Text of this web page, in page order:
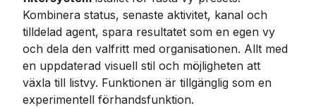
Kombinera status, senaste aktivitet, kanal och
tilldelad agent, spara resultatet som en egen vy
och dela den valfritt med organisationen. Allt med
en uppdaterad visuell stil och möjligheten att
växla till listvy. Funktionen är tillgänglig som en
experimentell förhandsfunktion.